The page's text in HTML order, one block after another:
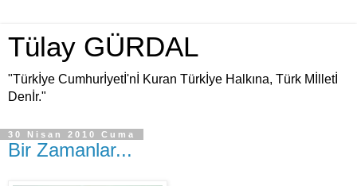
Tülay GÜRDAL
"Türkİye Cumhurİyetİ'nİ Kuran Türkİye Halkına, Türk Mİlletİ
Denİr."
30 Nisan 2010 Cuma
Bir Zamanlar...